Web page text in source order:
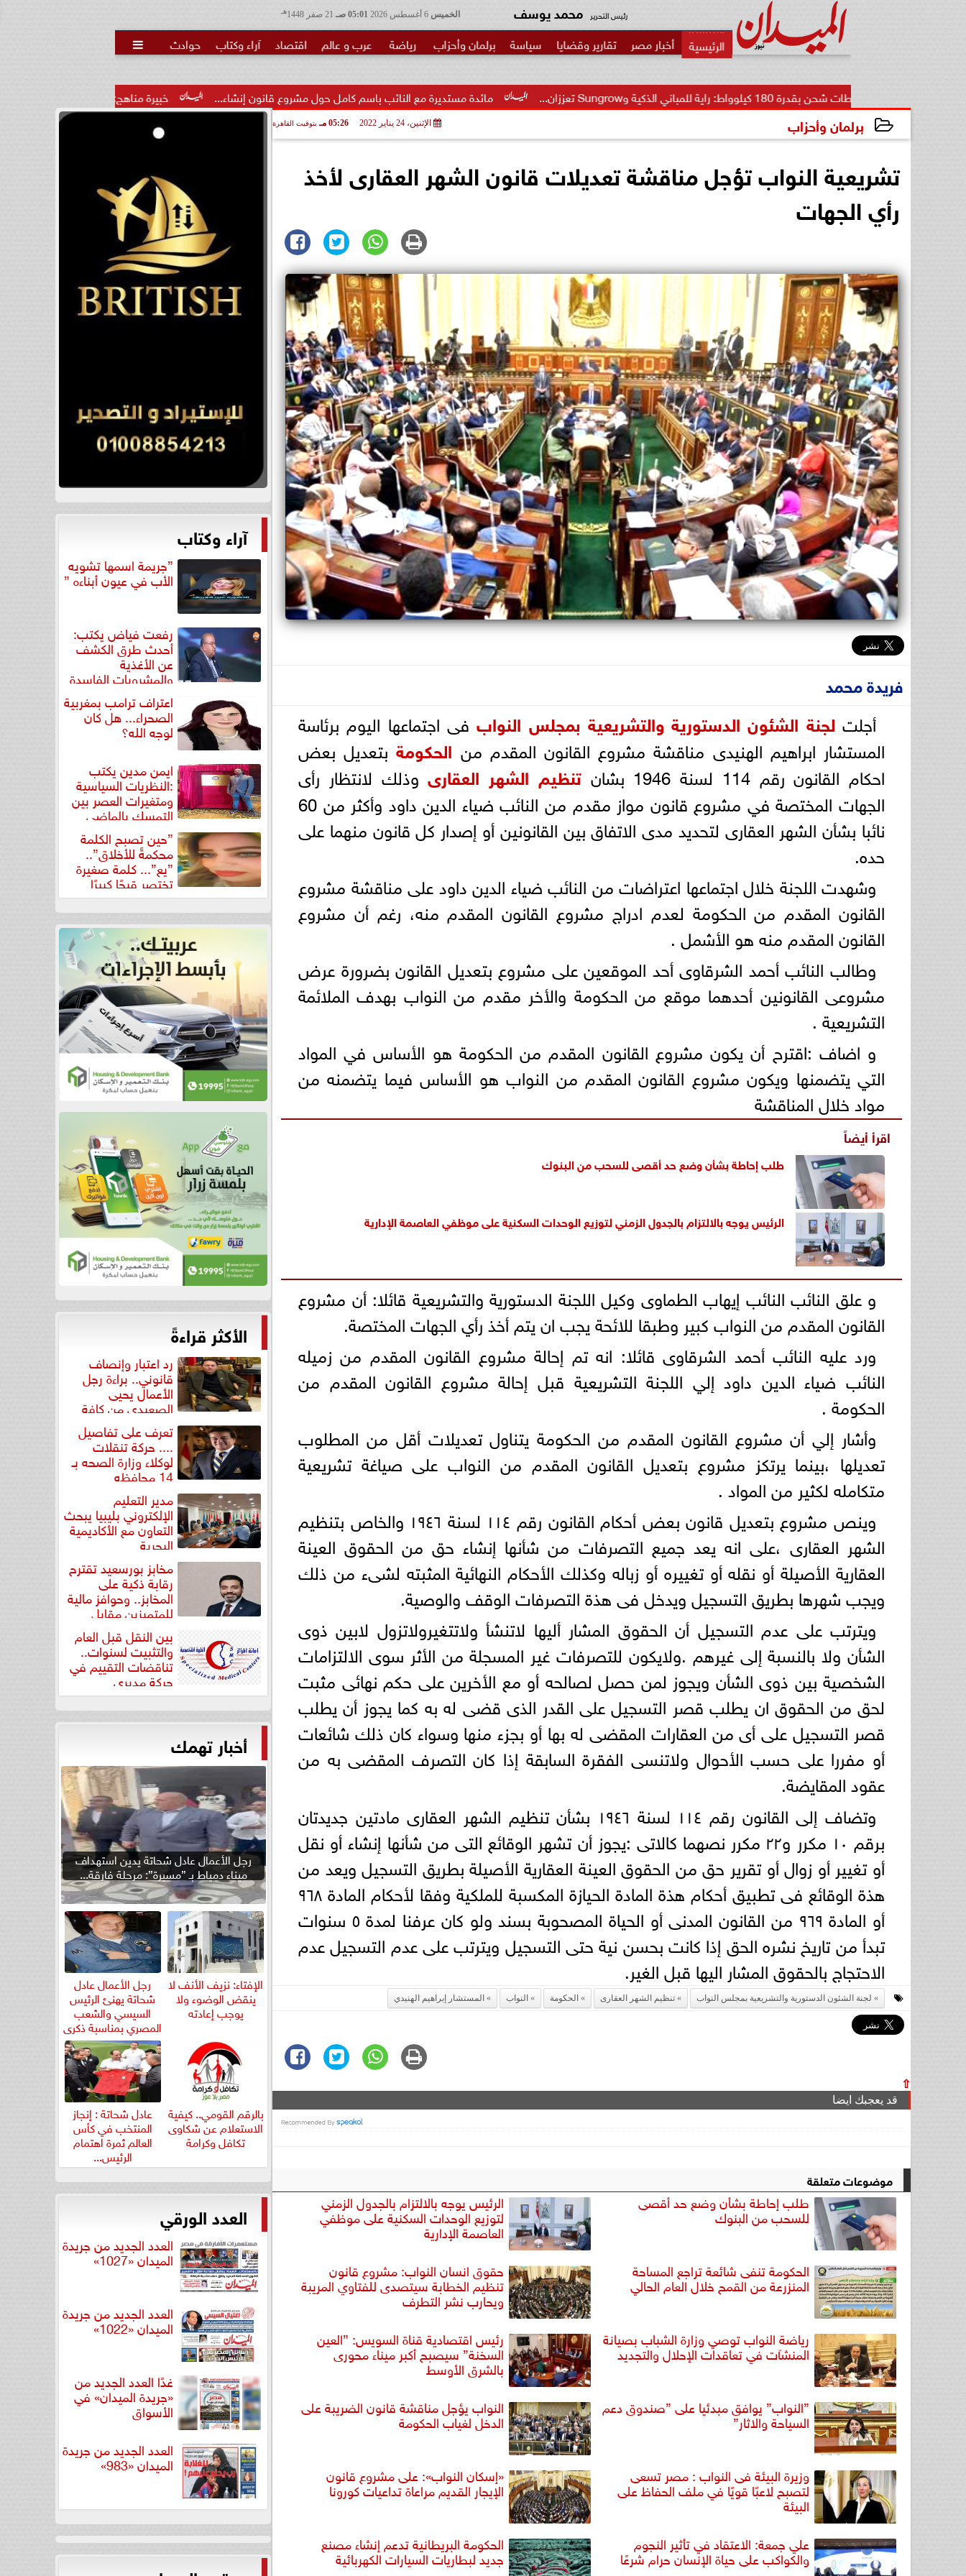
الخميس 05:01 صـ هـ رئيس التحرير محمد يوسف
أخبار مصر تقارير وقضايا سياسة برلمان وأحزاب رياضة عرب و عالم اقتصاد آراء وكتاب حوادث 
خبيرة مناهج: حداثة تخرج المعلمين الجدد لا تكفي.. مائدة مستديرة مع النائب باسم كامل حول مشروع قانون إنشاء...
برلمان وأحزاب الإثنين، 24 يناير 2022 05:26 مـ بتوقيت القاهرة
تشريعية النواب تؤجل مناقشة تعديلات قانون الشهر العقارى لأخذ
رأي الجهات
فريدة محمد
أجلت لجنة الشئون الدستورية والتشريعية بمجلس النوابفى اجتماعها اليوم برئاسة
المستشار ابراهيم الهنيدى مناقشة مشروع القانون المقدم من الحكومةبتعديل بعض
احكام القانون رقم 114 لسنة 1946 بشان
تنظيم الشهر العقارىوذلك لانتظار رأى
الجهات المختصة في مشروع قانون مواز مقدم من النائب ضياء الدين داود وأكثر من 60
نائبا بشأن الشهر العقارى لتحديد مدى الاتفاق بين القانونين أو إصدار كل قانون منهما على
حده.
وشهدت اللجنة خلال اجتماعها اعتراضات من النائب ضياء الدين داود على مناقشة مشروع
القانون المقدم من الحكومة لعدم ادراج مشروع القانون المقدم منه، رغم أن مشروع
القانون المقدم منه هو الأشمل .
وطالب النائب أحمد الشرقاوى أحد الموقعين على مشروع بتعديل القانون بضرورة عرض
مشروعى القانونين أحدهما موقع من الحكومة والأخر مقدم من النواب بهدف الملائمة
التشريعية .
و اضاف :اقترح أن يكون مشروع القانون المقدم من الحكومة هو الأساس في المواد
التي يتضمنها ويكون مشروع القانون المقدم من النواب هو الأساس فيما يتضمنه من
مواد خلال المناقشة
اقرأ أيضاً
طلب إحاطة بشأن وضع حد أقصى للسحب من البنوك
الرئيس يوجه بالالتزام بالجدول الزمني لتوزيع الوحدات السكنية على موظفي العاصمة الإدارية
و علق النائب النائب إيهاب الطماوى وكيل اللجنة الدستورية والتشريعية قائلا: أن مشروع
القانون المقدم من النواب كبير وطبقا للائحة يجب ان يتم أخذ رأي الجهات المختصة.
ورد عليه النائب أحمد الشرقاوى قائلا: انه تم إحالة مشروع القانون المقدم من زميله
النائب ضياء الدين داود إلي اللجنة التشريعية قبل إحالة مشروع القانون المقدم من
الحكومة .
وأشار إلي أن مشروع القانون المقدم من الحكومة يتناول تعديلات أقل من المطلوب
تعديلها ،بينما يرتكز مشروع بتعديل القانون المقدم من النواب على صياغة تشريعية
متكامله لكثير من المواد .
وينص مشروع بتعديل قانون بعض أحكام القانون رقم ١١٤ لسنة ١٩٤٦ والخاص بتنظيم
الشهر العقارى ،على انه يعد جميع التصرفات من شأنها إنشاء حق من الحقوق العينة
العقارية الأصيلة أو نقله أو تغييره أو زباله وكذلك الأحكام النهائية المثبته لشىء من ذلك
ويجب شهرها بطريق التسجيل ويدخل فى هذة التصرفات الوقف والوصية.
ويترتب على عدم التسجيل أن الحقوق المشار أليها لاتنشأ ولاتتغيرولاتزول لابين ذوى
الشأن ولا بالنسبة إلى غيرهم .ولايكون للتصرفات غير المسجلة من الأثر سوى الالتزامات
الشخصية بين ذوى الشأن ويجوز لمن حصل لصالحه أو مع الأخرين على حكم نهائى مثبت
لحق من الحقوق ان يطلب قصر التسجيل على القدر الذى قضى له به كما يجوز أن يطلب
قصر التسجيل على أى من العقارات المقضى له بها أو بجزء منها وسواء كان ذلك شائعات
أو مفررا على حسب الأحوال ولاتنسى الفقرة السابقة إذا كان التصرف المقضى به من
عقود المقايضة.
وتضاف إلى القانون رقم ١١٤ لسنة ١٩٤٦ بشأن تنظيم الشهر العقارى مادتين جديدتان
برقم ١٠ مكرر و٢٢ مكرر نصهما كالاتى :يجوز أن تشهر الوقائع التى من شأنها إنشاء أو نقل
أو تغيير أو زوال أو تقرير حق من الحقوق العينة العقارية الأصيلة بطريق التسجيل ويعد من
هذة الوقائع فى تطبيق أحكام هذة المادة الحيازة المكسبة للملكية وفقا لأحكام المادة ٩٦٨
أو المادة ٩٦٩ من القانون المدنى أو الحياة المصحوبة بسند ولو كان عرفنا لمدة ٥ سنوات
تبدأ من تاريخ نشره الحق إذا كانت بحسن نية حتى التسجيل ويترتب على عدم التسجيل عدم
الاحتجاج بالحقوق المشار اليها قبل الغير.
لجنة الشئون الدستورية والتشريعية بمجلس النواب تنظيم الشهر العقارى الحكومة النواب المستشار إبراهيم الهنيدي
⇧
قد يعجبك ايضا
موضوعات متعلقة
طلب إحاطة بشأن وضع حد أقصى
للسحب من البنوك
الرئيس يوجه بالالتزام بالجدول الزمني
لتوزيع الوحدات السكنية على موظفي
العاصمة الإدارية
الحكومة تنفى شائعة تراجع المساحة
المنزرعة من القمح خلال العام الحالي
حقوق انسان النواب: مشروع قانون
تنظيم الخطابة سيتصدى للفتاوي المريبة
ويحارب نشر التطرف
رياضة النواب توصي وزارة الشباب بصيانة
المنشآت في تعاقدات الإحلال والتجديد
رئيس اقتصادية قناة السويس: ”العين
السخنة” سيصبح أكبر ميناء محورى
بالشرق الأوسط
”النواب” يوافق مبدئيا على ”صندوق دعم
السياحة والاثار”
النواب يؤجل مناقشة قانون الضريبة على
الدخل لغياب الحكومة
وزيرة البيئة فى النواب : مصر تسعى
لتصبح لاعبًا قويًا في ملف الحفاظ على
البيئة
«إسكان النواب»: على مشروع قانون
الإيجار القديم مراعاة تداعيات كورونا
علي جمعة: الاعتقاد في تأثير النجوم
والكواكب على حياة الإنسان حرام شرعًا
الحكومة البريطانية تدعم إنشاء مصنع
جديد لبطاريات السيارات الكهربائية
آراء وكتاب
”جريمة اسمها تشويه
الأب في عيون أبناءه ”
رفعت فياض يكتب:
أحدث طرق الكشف
عن الأغذية
والمشروبات الفاسدة
اعتراف ترامب بمغربية
الصحراء... هل كان
لوجه الله؟
ايمن مدين يكتب
:النظريات السياسية
ومتغيرات العصر بين
التمسك بالماضي
ومواجهة تحديات...”حين تصبح الكلمة
محكمةً للأخلاق”..
”يع”... كلمة صغيرة
تختصر قبحًا كبيرًا
الأكثر قراءةً
رد اعتبار وإنصاف
قانوني.. براءة رجل
الأعمال يحيى
الصعيدي من كافة
التهم... تعرف على تفاصيل
.... حركة تنقلات
لوكلاء وزارة الصحه بـ
14 محافظه
مدير التعليم
الإلكتروني بليبيا يبحث
التعاون مع الأكاديمية
البحرية
مخابز بورسعيد تقترح
رقابة ذكية على
المخابز.. وحوافز مالية
للمتميزين مقابل
بين النقل قبل العام
والتثبيت لسنوات..
تناقضات التقييم في
حركة مديري
”مستشفيات...
أخبار تهمك
رجل الأعمال عادل شحاتة يدين استهداف
ميناء دمياط بـ ”مسيرة”: مرحلة فارقة...
الإفتاء: نزيف الأنف لا
ينقض الوضوء ولا
يوجب إعادته
رجل الأعمال عادل
شحاتة يهنئ الرئيس
السيسي والشعب
المصري بمناسبة ذكرى
ثورة...
بالرقم القومي.. كيفية
الاستعلام عن شكاوى
تكافل وكرامة
عادل شحاتة : إنجاز
المنتخب في كأس
العالم ثمرة اهتمام
الرئيس...
العدد الورقي
العدد الجديد من جريدة
الميدان «1027»
العدد الجديد من جريدة
الميدان «1022»
غدًا العدد الجديد من
«جريدة الميدان» في
الأسواق
العدد الجديد من جريدة
الميدان «983»